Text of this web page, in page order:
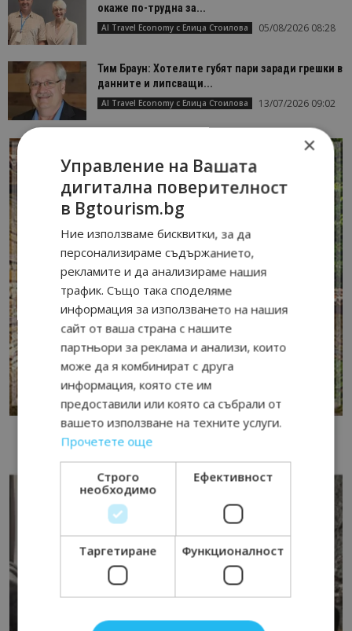
окаже по-трудна за...
AI Travel Economy с Елица Стоилова 05/08/2026 08:28
Тим Браун: Хотелите губят пари заради грешки в
данните и липсващи...
AI Travel Economy с Елица Стоилова 13/07/2026 09:02
×
Управление на Вашата
дигитална поверителност
в Bgtourism.bg
Ние използваме бисквитки, за да
персонализираме съдържанието,
рекламите и да анализираме нашия
трафик. Също така споделяме
информация за използването на нашия
сайт от ваша страна с нашите
партньори за реклама и анализи, които
може да я комбинират с друга
информация, която сте им
предоставили или която са събрали от
вашето използване на техните услуги.
Прочетете още
Строго
необходимо
Ефективност
Таргетиране Функционалност